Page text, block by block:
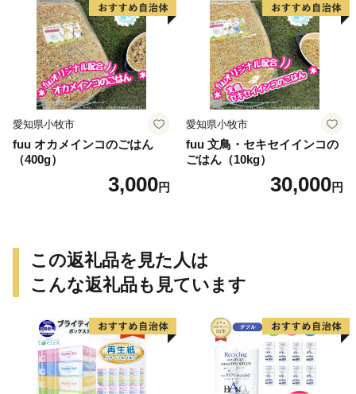
愛知県小牧市
fuu オカメインコのごはん
（400g）
3,000円
愛知県小牧市
fuu 文鳥・セキセイインコの
ごはん（10kg）
30,000円
この返礼品を見た人は
こんな返礼品も見ています